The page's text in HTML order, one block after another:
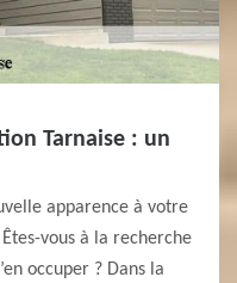
Tarnaise : un
apparence à votre
vous à la recherche
occuper ? Dans la